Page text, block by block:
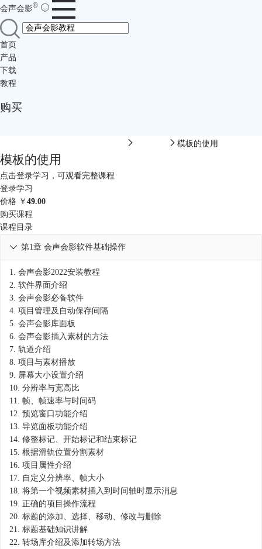
会声会影®
首页
产品
下载
教程
购买
模板的使用
模板的使用
点击登录学习，可观看完整课程
登录学习
价格 ￥ 49.00
购买课程
课程目录
第1章 会声会影软件基础操作

1. 会声会影2022安装教程
2. 软件界面介绍
3. 会声会影必备软件
4. 项目管理及自动保存间隔
5. 会声会影库面板
6. 会声会影插入素材的方法
7. 轨道介绍
8. 项目与素材播放
9.
屏幕大小设置介绍
10. 分辨率与宽高比
11. 帧、帧速率与时间码
12. 预览窗口功能介绍
13. 导览面板功能介绍
14. 修整标记、开始标记和结束标记
15. 根据滑轨位置分割素材
16. 项目属性介绍
17.
自定义分辨率、帧大小
18. 将第一个视频素材插入到时间轴时显示消息
19. 正确的项目操作流程
20. 标题的添加、选择、移动、修改与删除
21. 标题基础知识讲解
22. 转场库介绍及添加转场方法